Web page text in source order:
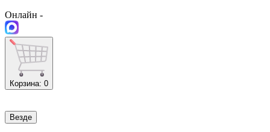
Онлайн -
Корзина: 0
Везде